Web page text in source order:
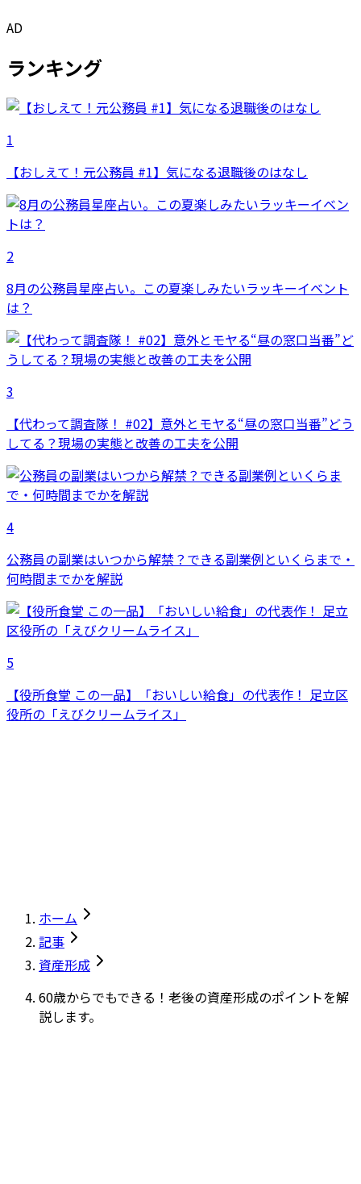
AD
ランキング
1
【おしえて！元公務員 #1】気になる退職後のはなし
2
8月の公務員星座占い。この夏楽しみたいラッキーイベント
は？
3
【代わって調査隊！ #02】意外とモヤる“昼の窓口当番”どう
してる？現場の実態と改善の工夫を公開
4
公務員の副業はいつから解禁？できる副業例といくらまで・
何時間までかを解説
5
【役所食堂 この一品】「おいしい給食」の代表作！ 足立区
役所の「えびクリームライス」
ホーム
記事
資産形成
60歳からでもできる！老後の資産形成のポイントを解
説します。